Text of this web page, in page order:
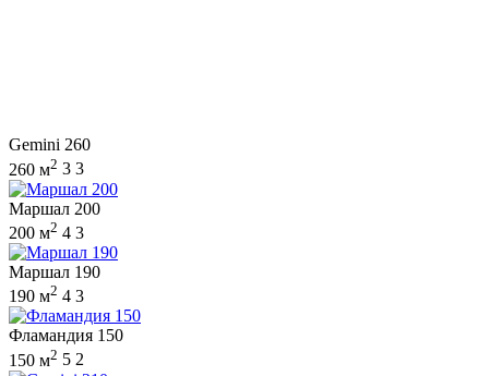
Gemini 260
260 м2 3 3
Маршал 200
200 м2 4 3
Маршал 190
190 м2 4 3
Фламандия 150
150 м2 5 2